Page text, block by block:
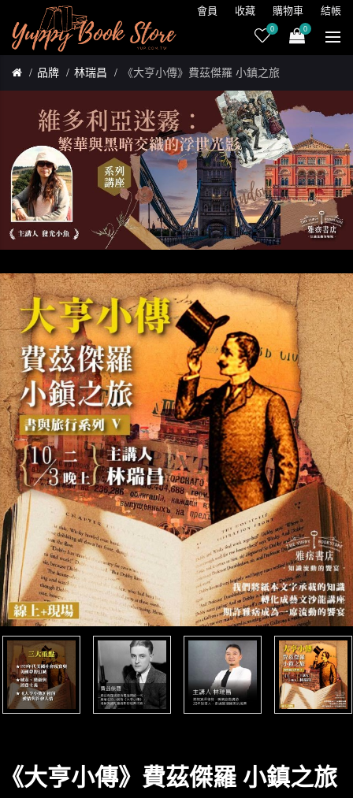
會員 收藏 購物車 結帳
0 0
品牌 林瑞昌 《大亨小傳》費茲傑羅 小鎮之旅
《大亨小傳》費茲傑羅 小鎮之旅